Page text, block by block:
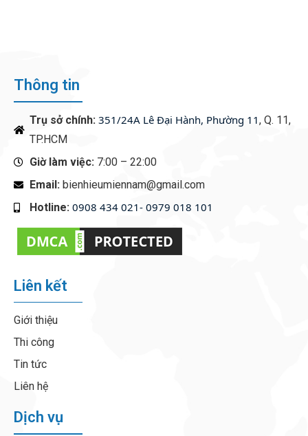
Thông tin
Trụ sở chính: 351/24A Lê Đại Hành, Phường 11, Q. 11,
TP.HCM
Giờ làm việc: 7:00 – 22:00
Email: bienhieumiennam@gmail.com
Hotline: 0908 434 021- 0979 018 101
Liên kết
Giới thiệu
Thi công
Tin tức
Liên hệ
Dịch vụ